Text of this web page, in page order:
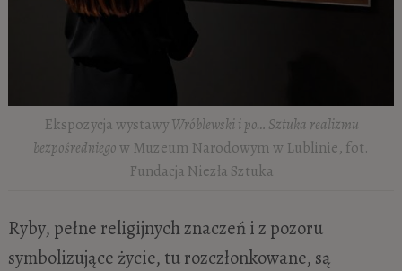
Ekspozycja wystawyWróblewski i po… Sztuka realizmu
bezpośredniegow Muzeum Narodowym w Lublinie, fot.
Fundacja Niezła Sztuka
Ryby, pełne religijnych znaczeń i z pozoru
symbolizujące życie, tu rozczłonkowane, są